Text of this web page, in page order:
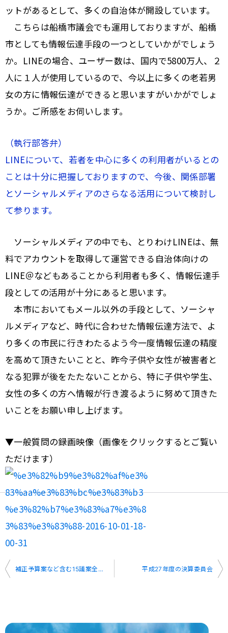
ットがあるとして、多くの自治体が開設しています。
こちらは船橋市議会でも運用しておりますが、船橋
市としても情報伝達手段の一つとしていかがでしょう
か。LINEの場合、ユーザー数は、国内で5800万人、２
人に１人が使用しているので、今以上に多くの老若男
女の方に情報伝達ができると思いますがいかがでしょ
うか。ご所感をお伺いします。
（執行部答弁）
LINEについて、若者を中心に多くの利用者がいるとの
ことは十分に把握しておりますので、今後、関係部署
とソーシャルメディアのさらなる活用について検討し
て参ります。
ソーシャルメディアの中でも、とりわけLINEは、無
料でアカウントを取得して運営できる自治体向けの
LINE＠などもあることから利用者も多く、情報伝達手
段としての活用が十分にあると思います。
本市においてもメール以外の手段として、ソーシャ
ルメディアなど、時代に合わせた情報伝達方法で、よ
り多くの市民に行きわたるよう今一度情報伝達の精度
を高めて頂きたいことと、昨今子供や女性が被害者と
なる犯罪が後をたたないことから、特に子供や学生、
女性の多くの方へ情報が行き渡るように努めて頂きた
いことをお願い申し上げます。
▼一般質問の録画映像（画像をクリックするとご覧い
ただけます）
投
稿
ナ
ビ
ゲ
ョ
補正予算案など含む15議案全て可決 平成27年度の決算委員会